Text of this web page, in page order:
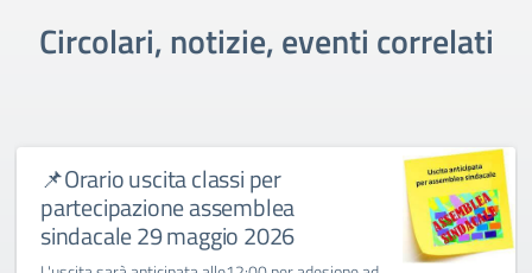
Circolari, notizie, eventi correlati
📌Orario uscita classi per
partecipazione assemblea
sindacale 29 maggio 2026